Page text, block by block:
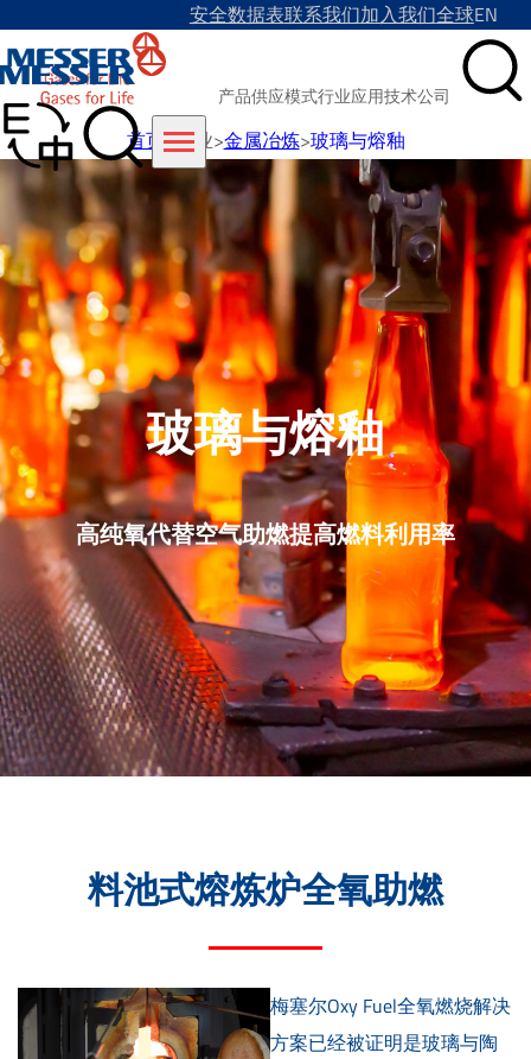
安全数据表联系我们加入我们全球EN
产品供应模式行业应用技术公司
首页>行业>金属冶炼>玻璃与熔釉
玻璃与熔釉
高纯氧代替空气助燃提高燃料利用率
料池式熔炼炉全氧助燃
梅塞尔Oxy Fuel全氧燃烧解决
方案已经被证明是玻璃与陶